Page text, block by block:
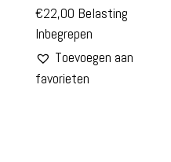
€22,00 Belasting
Inbegrepen
Toevoegen aan
favorieten